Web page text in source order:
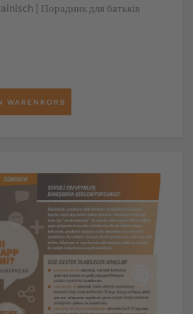
| Порадник для батьків